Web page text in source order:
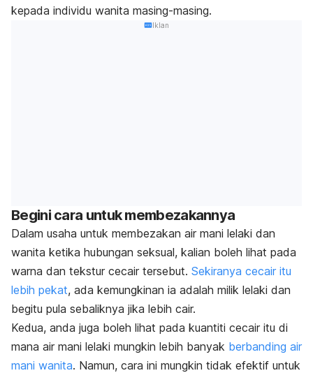
kepada individu wanita masing-masing.
Iklan
Begini cara untuk membezakannya
Dalam usaha untuk membezakan air mani lelaki dan
wanita ketika hubungan seksual, kalian boleh lihat pada
warna dan tekstur cecair tersebut. Sekiranya cecair itu
lebih pekat, ada kemungkinan ia adalah milik lelaki dan
begitu pula sebaliknya jika lebih cair.
Kedua, anda juga boleh lihat pada kuantiti cecair itu di
mana air mani lelaki mungkin lebih banyak berbanding air
mani wanita. Namun, cara ini mungkin tidak efektif untuk